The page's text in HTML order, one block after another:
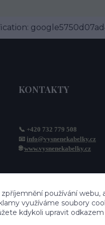
KONTAKTY
📞 +420 732 779 508
📧 info@vysnenekabelky.cz
🌐 www.vysnenekabelky.cz
používání webu,
využíváme soubory
kdykoli upravit